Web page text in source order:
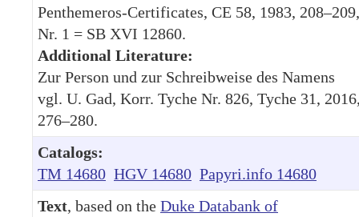
Penthemeros-Certificates, CE 58, 1983, 208–209,
Nr. 1 = SB XVI 12860.
Additional Literature:
Zur Person und zur Schreibweise des Namens
vgl. U. Gad, Korr. Tyche Nr. 826, Tyche 31,
276–280.
Catalogs:
TM 14680 HGV 14680 Papyri.info 14680
Text, based on the Duke Databank of